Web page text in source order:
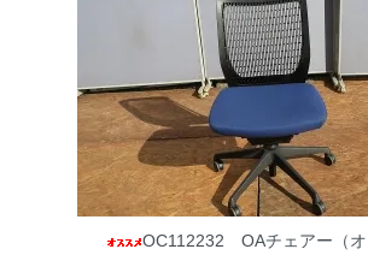
OC112232 OAチェアー（オ